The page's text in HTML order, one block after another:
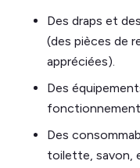
Des draps et
(des pièces de
appréciées).
Des
Des
toilette, savon,